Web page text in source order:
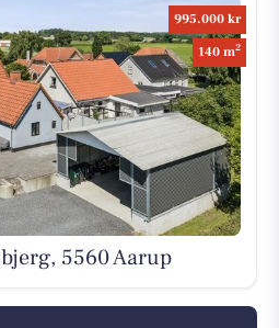
995.000 kr
140 m2
5560 Aarup